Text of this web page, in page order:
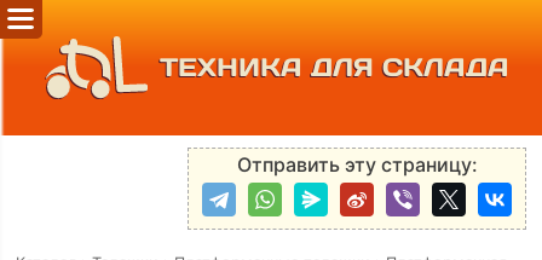
ТЕХНИКА ДЛЯ СКЛАДА
Отправить эту страницу: